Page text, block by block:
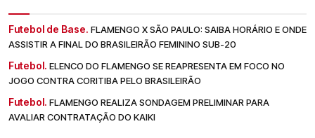
Futebol de Base. FLAMENGO X SÃO PAULO: SAIBA HORÁRIO E ONDE
ASSISTIR A FINAL DO BRASILEIRÃO FEMININO SUB-20
Futebol. ELENCO DO FLAMENGO SE REAPRESENTA EM FOCO NO
JOGO CONTRA CORITIBA PELO BRASILEIRÃO
Futebol. FLAMENGO REALIZA SONDAGEM PRELIMINAR PARA
AVALIAR CONTRATAÇÃO DO KAIKI